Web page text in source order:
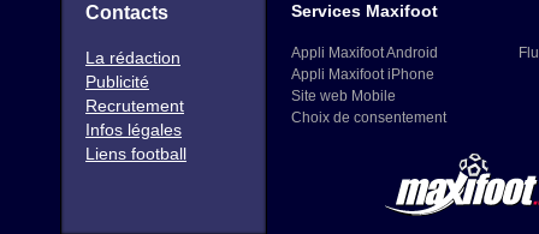
Contacts
La rédaction
Publicité
Recrutement
Infos légales
Liens football
Services Maxifoot
Appli Maxifoot Android
Appli Maxifoot iPhone
Site web Mobile
Choix de consentement